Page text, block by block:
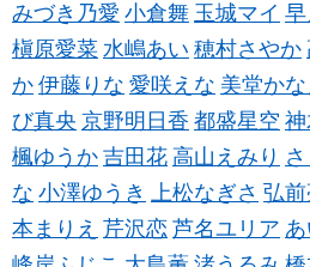
みづき乃愛 小倉舞 玉城マイ
槇原愛菜 水嶋あい 穂村さやか
か 伊藤りな 愛咲えな 美堂かな
び真央 京野明日香 都盛星空
楓ゆうか 吉田花 高山えみり
な 小澤ゆうき 上松なぎさ 弘
本まりえ 芹沢恋 芦名ユリア